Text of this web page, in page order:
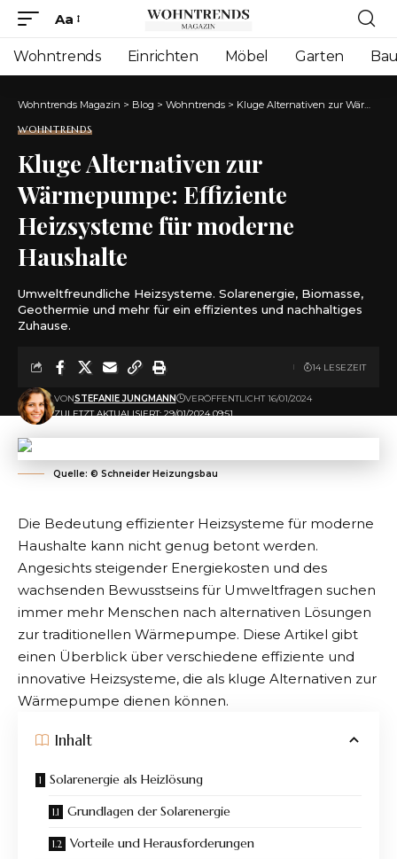
Font
Resizer
Aa
Wohntrends Einrichten Möbel Garten
Wohntrends Magazin > Blog > Wohntrends > Kluge Alternativen zur Wärmepumpe: Effiziente Heizsysteme für moderne Haushalte
WOHNTRENDS
Kluge Alternativen zur
Wärmepumpe: Effiziente
Heizsysteme für moderne
Haushalte
Umweltfreundliche Heizsysteme. Solarenergie, Biomasse,
Geothermie und mehr für ein effizientes und nachhaltiges
Zuhause.
ZULETZT AKTUALISIERT: 29/01/2024 09:51
VONSTEFANIE JUNGMANN VERÖFFENTLICHT 16/01/2024
14 LESEZEIT
Quelle: © Schneider Heizungsbau
Die Bedeutung effizienter Heizsysteme für moderne
Haushalte kann nicht genug betont werden.
Angesichts steigender Energiekosten und des
wachsenden Bewusstseins für Umweltfragen suchen
immer mehr Menschen nach alternativen Lösungen
zur traditionellen Wärmepumpe. Diese Artikel gibt
einen Überblick über verschiedene effiziente und
innovative Heizsysteme, die als kluge Alternativen zur
Wärmepumpe dienen können.
Inhalt
Solarenergie als Heizlösung
Grundlagen der Solarenergie
Vorteile und Herausforderungen